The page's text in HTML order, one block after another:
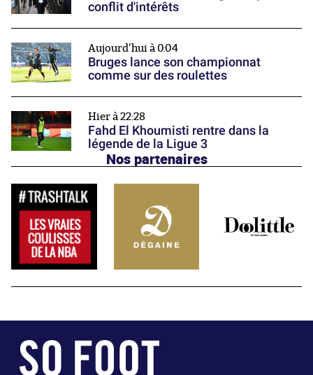
conflit d'intérêts
Aujourd'hui à 0:04
Bruges lance son championnat
comme sur des roulettes
Hier à 22:28
Fahd El Khoumisti rentre dans la
légende de la Ligue 3
Nos partenaires